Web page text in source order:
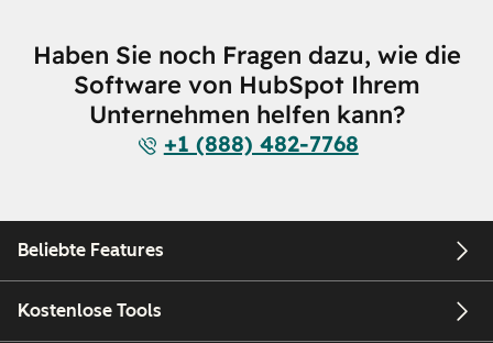
Haben Sie noch Fragen dazu, wie die
Software von HubSpot Ihrem
Unternehmen helfen kann?
+1 (888) 482-7768
Beliebte Features
Kostenlose Tools